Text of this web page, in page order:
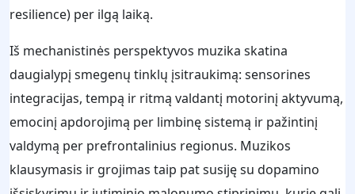
resilience) per ilgą laiką.
Iš mechanistinės perspektyvos muzika skatina
daugialypį smegenų tinklų įsitraukimą: sensorines
integracijas, tempą ir ritmą valdantį motorinį aktyvumą,
emocinį apdorojimą per limbinę sistemą ir pažintinį
valdymą per prefrontalinius regionus. Muzikos
klausymasis ir grojimas taip pat susiję su dopamino